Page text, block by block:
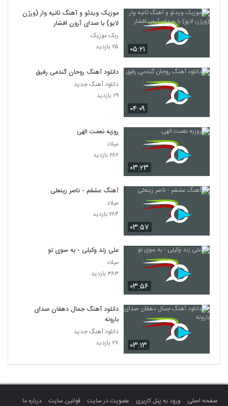
۰۵:۲۱
موزیک ویدئو و آهنگ ثانیه وار (ورژن
لایو) با صدای آرون افشار
ربک موزیک
۲۵ بازدید
۰۴:۰۹
دانلود آهنگ روحان گندمی رفیق
دانلود آهنگ جدید
۲۹ بازدید
۰۳:۲۳
روزبه نعمت الهی
میلاد
۲۸۲ بازدید
۰۳:۵۷
آهنگ عشقم - ناصر زینعلی
میلاد
۲۸۴ بازدید
۰۳:۵۶
علی زند وکیلی - به سوی تو
میلاد
۳۸۳ بازدید
۰۳:۱۳
دانلود آهنگ جمال دهقان صدای
بارونه
دانلود آهنگ جدید
۲۷ بازدید
صفحه اصلی ورود به پنل کاربری عضویت در سایت قوانین سایت درباره ما